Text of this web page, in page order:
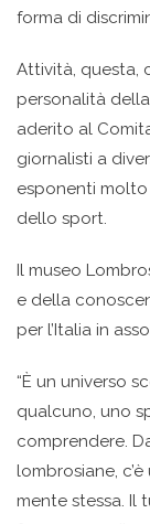
forma di
Attività, questa,
personalità
aderito al
giornalisti a
esponenti
dello sport.
Il museo
e della
per l’Italia in
“È un universo
qualcuno, uno
comprendere.
lombrosiane,
mente stessa.